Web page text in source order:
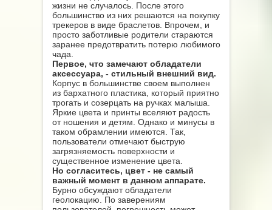
жизни не случалось. После этого
большинство из них решаются на покупку
трекеров в виде браслетов. Впрочем, и
просто заботливые родители стараются
заранее предотвратить потерю любимого
чада.
Первое, что замечают обладатели
аксессуара, - стильный внешний вид.
Корпус в большинстве своем выполнен
из бархатного пластика, который приятно
трогать и созерцать на ручках малыша.
Яркие цвета и принты вселяют радость
от ношения и детям. Однако и минусы в
таком обрамлении имеются. Так,
пользователи отмечают быструю
загрязняемость поверхности и
существенное изменение цвета.
Но согласитесь, цвет - не самый
важный момент в данном аппарате.
Бурно обсуждают обладатели
геолокацию. По заверениям